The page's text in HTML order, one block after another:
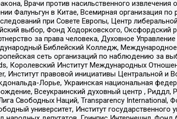
Врачи против насильственного извлечения
Фалуньгун в Китае, Всемирная организация
при Совете Европы, Центр
выбор, Фонд Ходорковского, Оксфордский
за права человека, Духовное Управление
Библейский Колледж,
сеть организаций по наблюдению за
Королевский Институт Международных
Институт правовой инициативы Центральной и
Лорье, Украинская национальная
Всеукраинский духовный центр , Риддл,
Свободных Наций, Transparеncy International,
университет, Институт государственного